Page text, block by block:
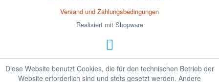
Versand und Zahlungsbedingungen
Realisiert mit Shopware
Diese Website benutzt Cookies, die für den technischen Betrieb der
Website erforderlich sind und stets gesetzt werden. Andere